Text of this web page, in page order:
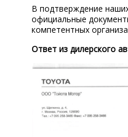
В подтверждение
официальные
компетентных
Ответ из дилерского